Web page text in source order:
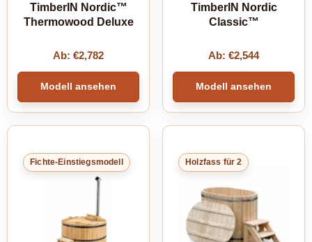
TimberIN Nordic™
Thermowood Deluxe
Ab: €2,782
Modell ansehen
TimberIN Nordic
Classic™
Ab: €2,544
Modell ansehen
Fichte-Einstiegsmodell Holzfass für 2